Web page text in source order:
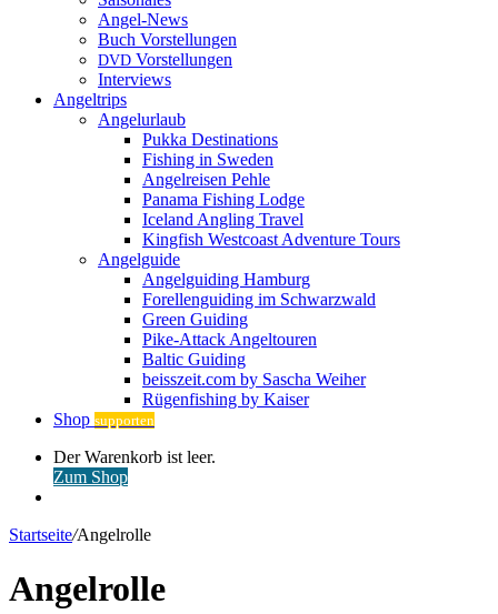
Angel-News
Buch Vorstellungen
DVD Vorstellungen
Interviews
Angeltrips
Angelurlaub
Pukka Destinations
Fishing in Sweden
Angelreisen Pehle
Panama Fishing Lodge
Iceland Angling Travel
Kingfish Westcoast Adventure Tours
Angelguide
Angelguiding Hamburg
Forellenguiding im Schwarzwald
Green Guiding
Pike-Attack Angeltouren
Baltic Guiding
beisszeit.com by Sascha Weiher
Rügenfishing by Kaiser
Shop supporten
Warenkorb
ansehen
Der Warenkorb ist leer.
Zum Shop
Startseite/Angelrolle
Angelrolle